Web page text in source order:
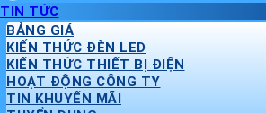
TIN TỨC
BẢNG GIÁ
KIẾN THỨC ĐÈN LED
KIẾN THỨC THIẾT BỊ ĐIỆN
HOẠT ĐỘNG CÔNG TY
TIN KHUYẾN MÃI